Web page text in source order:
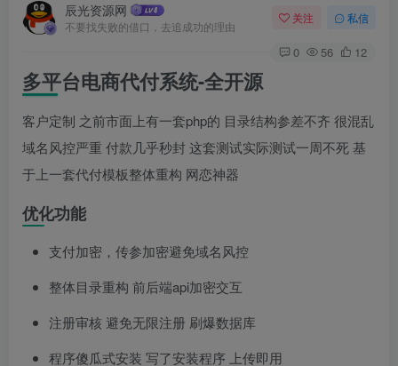
辰光资源网
不要找失败的借口，去追成功的理由
关注 私信
0 56 12
多平台电商代付系统-全开源
客户定制 之前市面上有一套php的 目录结构参差不齐 很混乱
域名风控严重 付款几乎秒封 这套测试实际测试一周不死 基
于上一套代付模板整体重构 网恋神器
优化功能
支付加密，传参加密避免域名风控
整体目录重构 前后端api加密交互
注册审核 避免无限注册 刷爆数据库
程序傻瓜式安装 写了安装程序 上传即用